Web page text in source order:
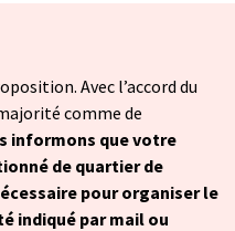
Avec l’accord du
comme de
informons que votre
de quartier de
pour organiser le
indiqué par mail ou